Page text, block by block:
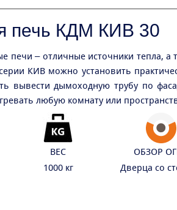
печь КДМ КИВ 30
печи – отличные источники тепла, а
КИВ можно установить
вывести дымоходную трубу по
любую комнату или
ВЕС
1000 кг
ОБЗОР
Дверца со